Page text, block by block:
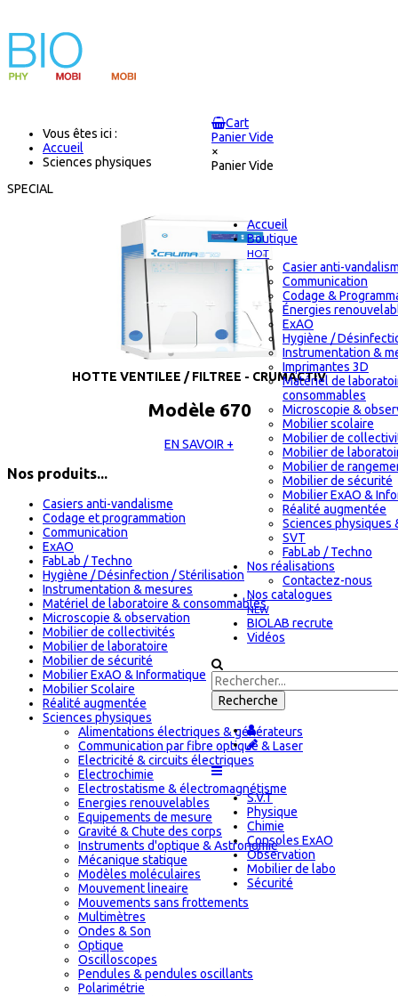
Cart
Panier Vide
×
Panier Vide
Accueil
Boutique
HOT
Casier anti-
Communication
Codage &
Énergies
ExAO
Hygiène /
Instrumentation &
Imprimantes 3D
Matériel de
consommables
Microscopie &
Mobilier scolaire
Mobilier de
Mobilier de
Mobilier de
Mobilier de sécurité
Mobilier ExAO &
Réalité augmentée
Sciences physiques
SVT
FabLab / Techno
Nos réalisations
Contactez-nous
Nos catalogues
NEW
BIOLAB recrute
Vidéos
S.V.T
Physique
Chimie
Consoles ExAO
Observation
Mobilier de labo
Sécurité
Vous êtes ici :
Accueil
Sciences physiques
SPECIAL
HOTTE VENTILEE / FILTREE - CRUMACTIV
Modèle 670
EN SAVOIR +
Nos produits...
Casiers anti-vandalisme
Codage et programmation
Communication
ExAO
FabLab / Techno
Hygiène / Désinfection / Stérilisation
Instrumentation & mesures
Matériel de laboratoire & consommables
Microscopie & observation
Mobilier de collectivités
Mobilier de laboratoire
Mobilier de sécurité
Mobilier ExAO & Informatique
Mobilier Scolaire
Réalité augmentée
Sciences physiques
Alimentations électriques & générateurs
Communication par fibre optique & Laser
Electricité & circuits électriques
Electrochimie
Electrostatisme & électromagnétisme
Energies renouvelables
Equipements de mesure
Gravité & Chute des corps
Instruments d'optique & Astronomie
Mécanique statique
Modèles moléculaires
Mouvement lineaire
Mouvements sans frottements
Multimètres
Ondes & Son
Optique
Oscilloscopes
Pendules & pendules oscillants
Polarimétrie